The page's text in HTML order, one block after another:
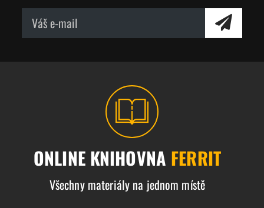
ONLINE KNIHOVNA FERRIT
Všechny materiály na jednom místě